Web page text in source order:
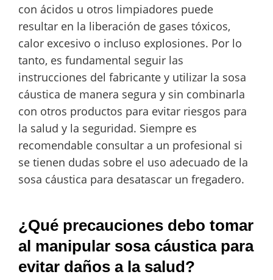
con ácidos u otros limpiadores puede
resultar en la liberación de gases tóxicos,
calor excesivo o incluso explosiones. Por lo
tanto, es fundamental seguir las
instrucciones del fabricante y utilizar la sosa
cáustica de manera segura y sin combinarla
con otros productos para evitar riesgos para
la salud y la seguridad. Siempre es
recomendable consultar a un profesional si
se tienen dudas sobre el uso adecuado de la
sosa cáustica para desatascar un fregadero.
¿Qué precauciones debo tomar
al manipular sosa cáustica para
evitar daños a la salud?